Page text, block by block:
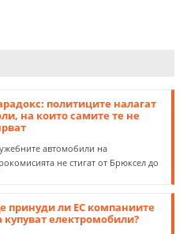
политиците налагат
на които самите те не
автомобили на
не стигат от Брюксел до
принуди ли ЕС компаниите
купуват електромобили?